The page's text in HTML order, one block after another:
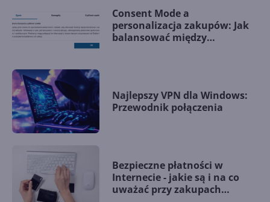
Consent Mode a
personalizacja zakupów: Jak
balansować między
Najlepszy VPN dla Windows:
Przewodnik połączenia
Bezpieczne płatności w
Internecie - jakie są i na co
uważać przy zakupach